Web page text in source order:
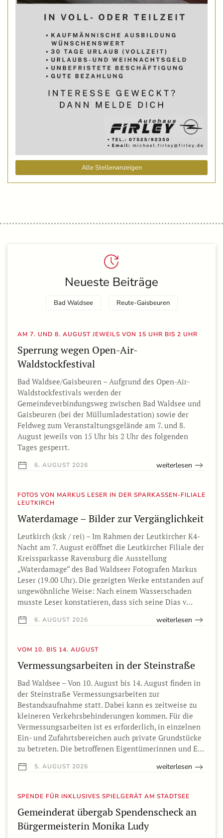
Alle Stellenanzeigen
Neueste Beiträge
Bad Waldsee Reute-Gaisbeuren
AM 7. UND 8. AUGUST JEWEILS VON 15 UHR BIS 2 UHR
Sperrung wegen Open-Air-
Waldstockfestival
Bad Waldsee/Gaisbeuren – Aufgrund des Open-Air-
Waldstockfestivals werden der
Gemeindeverbindungsweg zwischen Bad Waldsee und
Gaisbeuren (bei der Müllumladestation) sowie der
Feldweg zum Veranstaltungsgelände am 7. und 8.
August jeweils von 15 Uhr bis 2 Uhr des folgenden
Tages gesperrt.
6. AUGUST 2026 weiterlesen
FOTOS VON MARKUS LESER IN DER SPARKASSEN-FILIALE
LEUTKIRCH
Waterdamage – Bilder zur Vergänglichkeit
Leutkirch (ksk / rei) – Im Rahmen der Leutkircher K4-
Nacht am 7. August eröffnet die Leutkircher Filiale der
Kreissparkasse Ravensburg die Ausstellung
„Waterdamage“ des Bad Waldseer Fotografen Markus
Leser (19.00 Uhr). Die gezeigten Werke entstanden auf
ungewöhnliche Weise: Nach einem Wasserschaden
musste Leser konstatieren, dass sich seine Dias v…
6. AUGUST 2026 weiterlesen
VOM 10. BIS 14. AUGUST
Vermessungsarbeiten in der Steinstraße
Bad Waldsee – Von 10. August bis 14. August finden in
der Steinstraße Vermessungsarbeiten zur
Bestandsaufnahme statt. Dabei kann es zeitweise zu
kleineren Verkehrsbehinderungen kommen. Für die
Vermessungsarbeiten ist es erforderlich, in einzelnen
Ein- und Zufahrtsbereichen auch private Grundstücke
zu betreten. Die betroffenen Eigentümerinnen und E…
5. AUGUST 2026 weiterlesen
SPENDE FÜR INKLUSIVES SPIELGERÄT AM STADTSEE
Gemeinderat übergab Spendenscheck an
Bürgermeisterin Monika Ludy